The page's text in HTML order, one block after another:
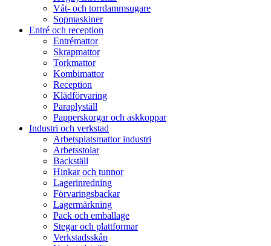
Våt- och torrdammsugare
Sopmaskiner
Entré och reception
Entrémattor
Skrapmattor
Torkmattor
Kombimattor
Reception
Klädförvaring
Paraplyställ
Papperskorgar och askkoppar
Industri och verkstad
Arbetsplatsmattor industri
Arbetsstolar
Backställ
Hinkar och tunnor
Lagerinredning
Förvaringsbackar
Lagermärkning
Pack och emballage
Stegar och plattformar
Verkstadsskåp